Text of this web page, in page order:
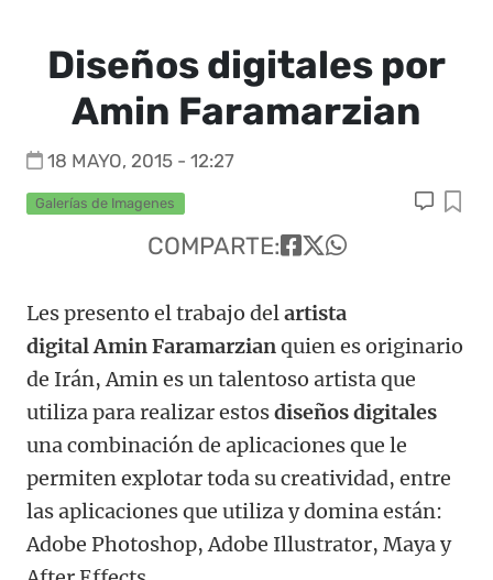
Diseños digitales por
Amin Faramarzian
18 MAYO, 2015 - 12:27
Galerías de Imagenes
COMPARTE:
Les presento el trabajo delartista
digital Amin Faramarzianquien es originario
de Irán, Amin es un talentoso artista que
utiliza para realizar estosdiseños digitales
una combinación de aplicaciones que le
permiten explotar toda su creatividad, entre
las aplicaciones que utiliza y domina están:
Adobe Photoshop, Adobe Illustrator, Maya y